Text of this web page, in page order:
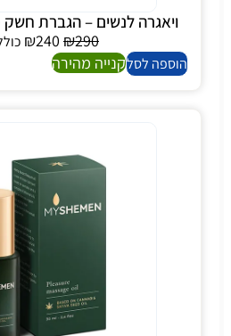
ויאגרה לנשים – הגברת חשק
₪290
₪240
הוספה לסלקנייה מהירה